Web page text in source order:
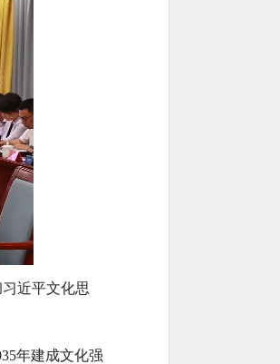
近平文化思
年建成文化强